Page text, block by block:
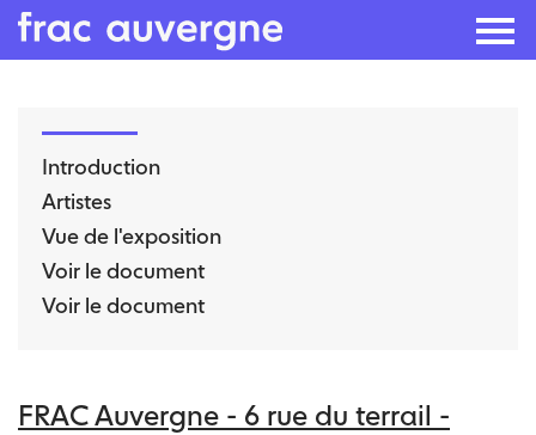
content
Introduction
Artistes
Vue de l'exposition
Voir le document
Voir le document
FRAC Auvergne - 6 rue du terrail -